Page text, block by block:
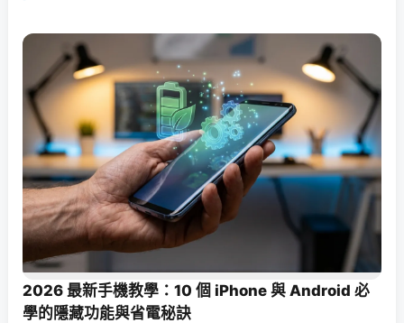
2026 最新手機教學：10 個 iPhone 與 Android 必
學的隱藏功能與省電秘訣